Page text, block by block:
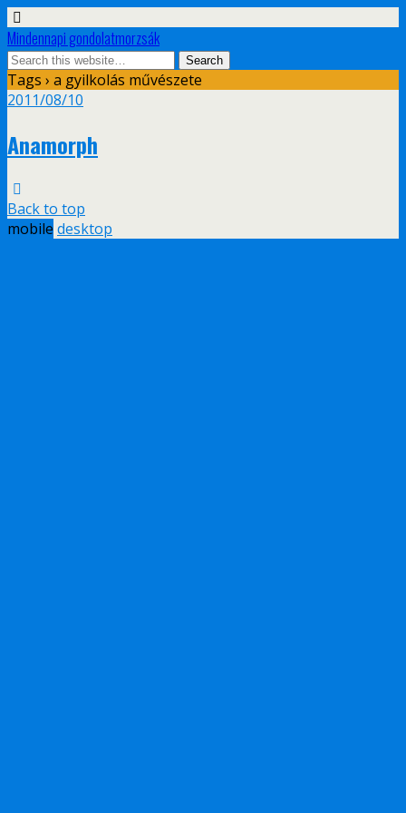
Mindennapi gondolatmorzsák
Tags › a gyilkolás művészete
2011/08/10
Anamorph
Back to top
mobile desktop